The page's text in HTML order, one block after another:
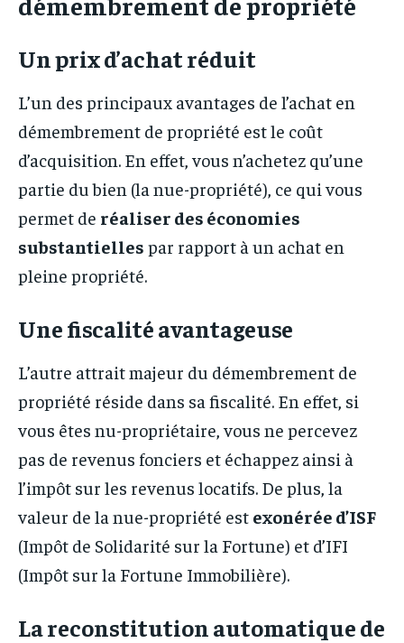
Un prix d’achat réduit
L’un des principaux avantages de l’achat en
démembrement de propriété est le coût
d’acquisition. En effet, vous n’achetez qu’une
partie du bien (la nue-propriété), ce qui vous
permet de réaliser des économies
substantielles par rapport à un achat en
pleine propriété.
Une fiscalité avantageuse
L’autre attrait majeur du démembrement de
propriété réside dans sa fiscalité. En effet, si
vous êtes nu-propriétaire, vous ne percevez
pas de revenus fonciers et échappez ainsi à
l’impôt sur les revenus locatifs. De plus, la
valeur de la nue-propriété est exonérée d’ISF
(Impôt de Solidarité sur la Fortune) et d’IFI
(Impôt sur la Fortune Immobilière).
La reconstitution automatique de